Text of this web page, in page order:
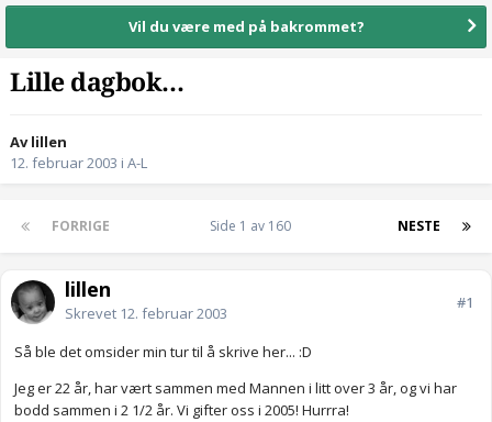
Vil du være med på bakrommet?
Lille dagbok...
Av lillen
12. februar 2003 i A-L
FORRIGE NESTE
Side 1 av 160
lillen
Skrevet 12. februar 2003
#1
Så ble det omsider min tur til å skrive her... :D
Jeg er 22 år, har vært sammen med Mannen i litt over 3 år, og vi har
bodd sammen i 2 1/2 år. Vi gifter oss i 2005! Hurrra!